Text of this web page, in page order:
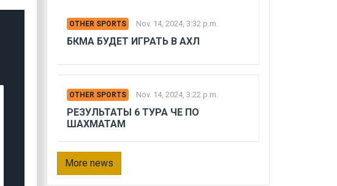
OTHER SPORTS Nov. 14, 2024, 3:32 p.m.
БКМА БУДЕТ ИГРАТЬ В АХЛ
OTHER SPORTS Nov. 14, 2024, 3:22 p.m.
РЕЗУЛЬТАТЫ 6 ТУРА ЧЕ ПО
ШАХМАТАМ
More news